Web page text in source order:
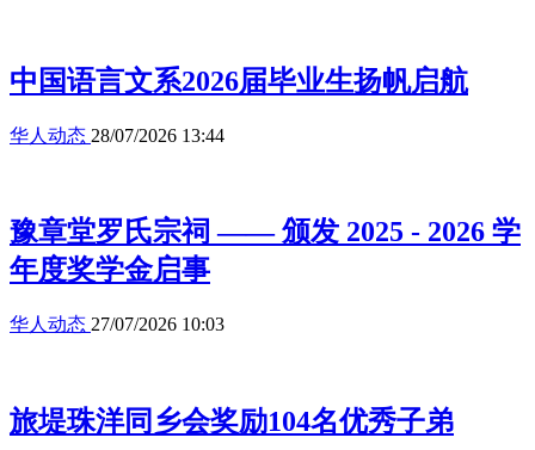
中国语言文系2026届毕业生扬帆启航
华人动态 28/07/2026 13:44
豫章堂罗氏宗祠 —— 颁发 2025 - 2026 学
年度奖学金启事
华人动态 27/07/2026 10:03
旅堤珠洋同乡会奖励104名优秀子弟